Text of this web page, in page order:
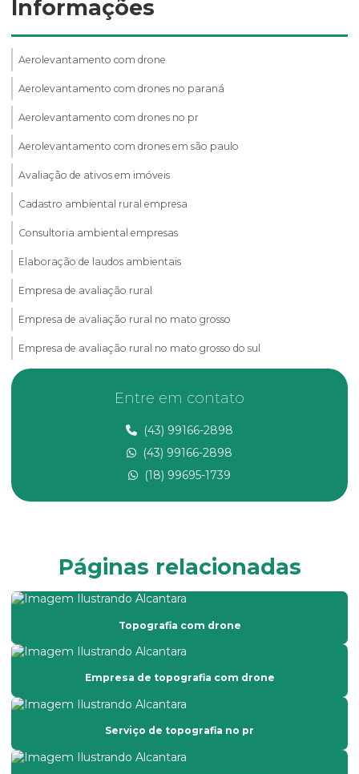
Informações
Aerolevantamento com drone
Aerolevantamento com drones no paraná
Aerolevantamento com drones no pr
Aerolevantamento com drones em são paulo
Avaliação de ativos em imóveis
Cadastro ambiental rural empresa
Consultoria ambiental empresas
Elaboração de laudos ambientais
Empresa de avaliação rural
Empresa de avaliação rural no mato grosso
Empresa de avaliação rural no mato grosso do sul
Empresa de consultoria ambiental
Empresa de georreferenciamento
Empresa prestadora de serviços de topografia
Empresa que faz laudo de avaliação de imóveis
Empresa de topografia em são paulo
Empresa de topografia em sp
Empresas de georreferenciamento de imóveis rurais
Entre em contato
(43) 99166-2898
(43) 99166-2898
(18) 99695-1739
Páginas relacionadas
Topografia com drone
Empresa de topografia com drone
Serviço de topografia no pr